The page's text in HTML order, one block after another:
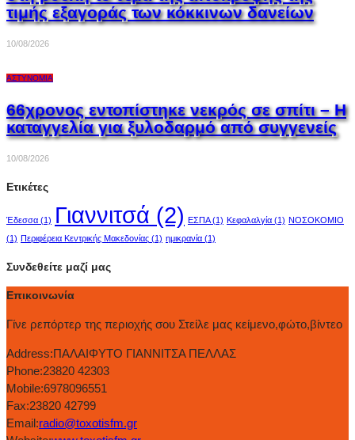
τιμής εξαγοράς των κόκκινων δανείων
10/08/2026
ΑΣΤΥΝΟΜΊΑ
66χρονος εντοπίστηκε νεκρός σε σπίτι – Η
καταγγελία για ξυλοδαρμό από συγγενείς
10/08/2026
Ετικέτες
Έδεσσα (1) Γιαννιτσά (2) ΕΣΠΑ(1) Κεφαλαλγία (1) ΝΟΣΟΚΟΜΙΟ
(1) Περιφέρεια Κεντρικής Μακεδονίας (1) ημικρανία (1)
Συνδεθείτε μαζί μας
Επικοινωνία
Γίνε ρεπόρτερ της περιοχής σου Στείλε μας κείμενο,φώτο,βίντεο
Address:ΠΑΛΑΙΦΥΤΟ ΓΙΑΝΝΙΤΣΑ ΠΕΛΛΑΣ
Phone:23820 42303
Mobile:6978096551
Fax:23820 42799
Email:radio@toxotisfm.gr